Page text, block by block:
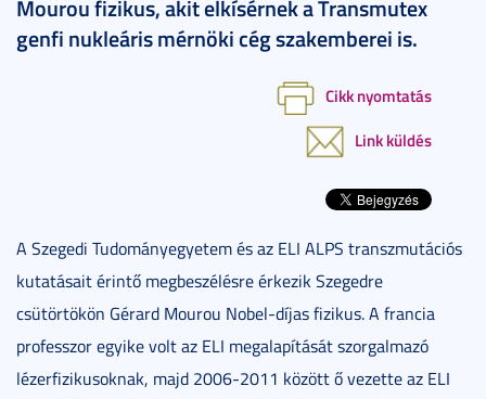
Mourou fizikus, akit elkísérnek a Transmutex
genfi nukleáris mérnöki cég szakemberei is.
Cikk nyomtatás
Link küldés
A Szegedi Tudományegyetem és az ELI ALPS transzmutációs
kutatásait érintő megbeszélésre érkezik Szegedre
csütörtökön Gérard Mourou Nobel-díjas fizikus. A francia
professzor egyike volt az ELI megalapítását szorgalmazó
lézerfizikusoknak, majd 2006-2011 között ő vezette az ELI